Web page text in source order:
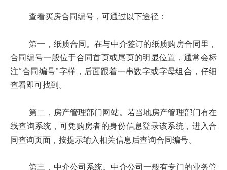
查看买房合同编号，可通过以下途径：
第一，纸质合同。在与中介签订的纸质购房合同里，
合同编号一般位于合同首页或尾页的明显位置，通常会标
注“合同编号”字样，后面跟着一串数字或字母组合，仔细
查看即可找到。
第二，房产管理部门网站。若当地房产管理部门有在
线查询系统，可凭购房者的身份信息登录该系统，进入合
同查询页面，按提示输入相关信息后查询合同编号。
第三，中介公司系统。中介公司一般有专门的业务管